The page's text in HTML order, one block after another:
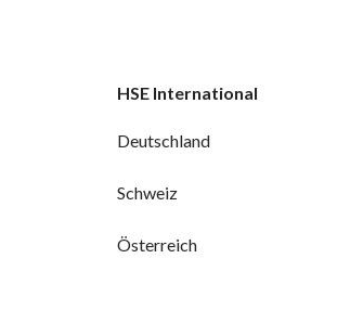
HSE International
Deutschland
Schweiz
Österreich